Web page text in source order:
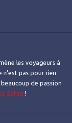
les voyageurs à
n'est pas pour rien
de passion
Safari !